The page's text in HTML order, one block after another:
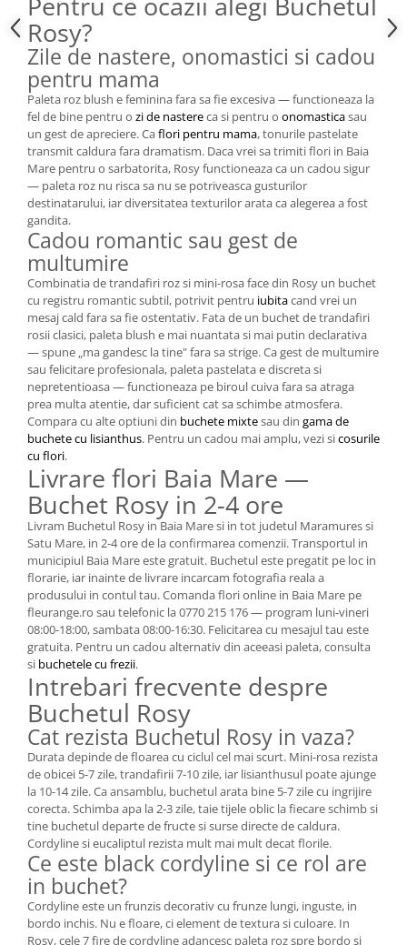
Rosy?
Zile de nastere, onomastici si cadou
pentru mama
Paleta roz blush e feminina fara sa fie excesiva — functioneaza la
fel de bine pentru o zi de nastereca si pentru o onomasticasau
un gest de apreciere. Caflori pentru mama, tonurile pastelate
transmit caldura fara dramatism. Daca vrei sa trimiti flori in Baia
Mare pentru o sarbatorita, Rosy functioneaza ca un cadou sigur
— paleta roz nu risca sa nu se potriveasca gusturilor
destinatarului, iar diversitatea texturilor arata ca alegerea a fost
gandita.
Cadou romantic sau gest de
multumire
Combinatia de trandafiri roz si mini-rosa face din Rosy un buchet
cu registru romantic subtil, potrivit pentru iubitacand vrei un
mesaj cald fara sa fie ostentativ. Fata de un buchet de trandafiri
rosii clasici, paleta blush e mai nuantata si mai putin declarativa
— spune „ma gandesc la tine" fara sa strige. Ca gest de multumire
sau felicitare profesionala, paleta pastelata e discreta si
nepretentioasa — functioneaza pe biroul cuiva fara sa atraga
prea multa atentie, dar suficient cat sa schimbe atmosfera.
Compara cu alte optiuni din buchete mixtesau din gama de
buchete cu lisianthus. Pentru un cadou mai amplu, vezi sicosurile
cu flori.
Livrare flori Baia Mare —
Buchet Rosy in 2-4 ore
Livram Buchetul Rosy in Baia Mare si in tot judetul Maramures si
Satu Mare, in 2-4 ore de la confirmarea comenzii. Transportul in
municipiul Baia Mare este gratuit. Buchetul este pregatit pe loc in
florarie, iar inainte de livrare incarcam fotografia reala a
produsului in contul tau. Comanda flori online in Baia Mare pe
fleurange.ro sau telefonic la 0770 215 176 — program luni-vineri
08:00-18:00, sambata 08:00-16:30. Felicitarea cu mesajul tau este
gratuita. Pentru un cadou alternativ din aceeasi paleta, consulta
si buchetele cu frezii.
Intrebari frecvente despre
Buchetul Rosy
Cat rezista Buchetul Rosy in vaza?
Durata depinde de floarea cu ciclul cel mai scurt. Mini-rosa rezista
de obicei 5-7 zile, trandafirii 7-10 zile, iar lisianthusul poate ajunge
la 10-14 zile. Ca ansamblu, buchetul arata bine 5-7 zile cu ingrijire
corecta. Schimba apa la 2-3 zile, taie tijele oblic la fiecare schimb si
tine buchetul departe de fructe si surse directe de caldura.
Cordyline si eucaliptul rezista mult mai mult decat florile.
Ce este black cordyline si ce rol are
in buchet?
Cordyline este un frunzis decorativ cu frunze lungi, inguste, in
bordo inchis. Nu e floare, ci element de textura si culoare. In
Rosy, cele 7 fire de cordyline adancesc paleta roz spre bordo si